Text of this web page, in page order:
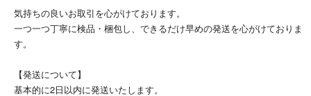
万が一気になる点がございましたら、評価前にご連絡ください。誠意をも
って対応いたします。
ダ、熊、クマ、テディベア（Teddy bear）パンダ、オオカミ狼、虹、スマ
イル、フラワー、花、赤キング、かわいい、かっこいい。
気持ちの良いお取引を心がけております。
一つ一つ丁寧に検品・梱包し、できるだけ早めの発送を心がけておりま
す。
【発送について】
基本的に2日以内に発送いたします。